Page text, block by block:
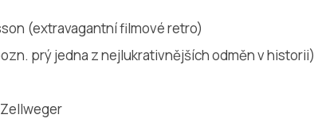
(extravagantní filmové retro)
prý jedna z nejlukrativnějších odměn v historii)